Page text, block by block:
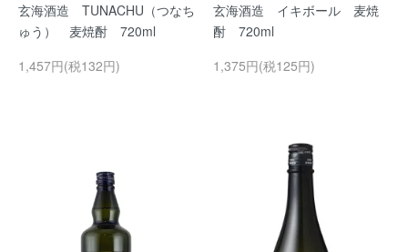
玄海酒造 TUNACHU（つなち
ゅう） 麦焼酎 720ml
1,457円(税132円)
玄海酒造 イキボール 麦焼
酎 720ml
1,375円(税125円)